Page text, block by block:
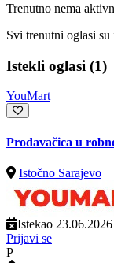
Trenutno nema
Svi trenutni oglasi su
Istekli oglasi (1)
YouMart
Prodavačica u
Istočno Sarajevo
Istekao 23.06.2026
Prijavi se
P